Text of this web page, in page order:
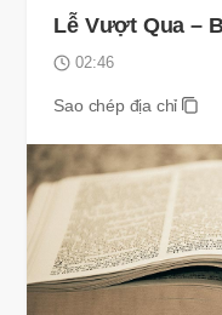
Lễ Vượt Qua –
02:46
Sao chép địa chỉ